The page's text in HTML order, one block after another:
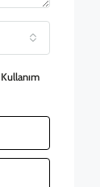
Kullanım